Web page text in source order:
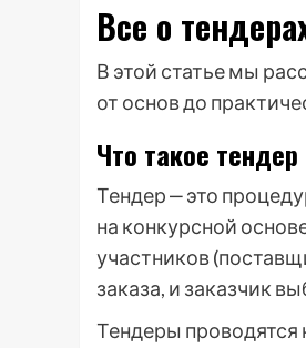
Все о
В этой статье мы
от основ до
Что такое
Тендер ‒ это
на конкурсной
участников
заказа, и заказчик
Тендеры проводятся